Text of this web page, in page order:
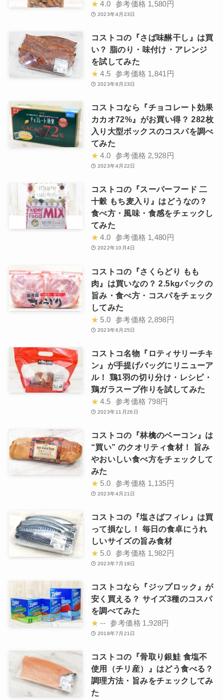
★ 4.0 参考価格 1,580円
2023年4月23日
コストコの『さば味醂干し』は買
い？ 脂のり・味付け・アレンジ
を試してみた
★ 4.5 参考価格 1,841円
2023年8月23日
コストコなら『チョコレート効果
カカオ72%』がお買い得？ 282枚
入り大型ボックスのコスパを調べ
てみた
★ 4.0 参考価格 2,928円
2023年4月22日
コストコの『スーパーフード 二
十穀 もち麦入り』はどうなの？
食べ方・風味・食感をチェックし
てみた
★ 4.0 参考価格 1,480円
2022年10月4日
コストコの『さくらどり もも
肉』は買いなの？ 2.5kgパックの
旨み・食べ方・コスパをチェック
してみた
★ 5.0 参考価格 2,898円
2023年6月25日
コストコ名物『ロティサリーチキ
ン』が手提げバッグにリニューア
ル！ 鶏1羽の切り分け・レシピ・
鶏ガラスープ作りを試してみた
★ 4.5 参考価格 798円
2023年11月26日
コストコの『林檎のベーコン』は
“買い” のクオリティ食材！ 旨み
やおいしい食べ方をチェックして
みた
★ 5.0 参考価格 1,135円
2023年4月21日
コストコの『塩さばフィレ』は買
って損なし！ 毎日の食卓にうれ
しいサイズの旨み食材
★ 5.0 参考価格 1,982円
2023年7月19日
コストコなら『ジップロック』が
安く買える？ サイズ3種のコスパ
を調べてみた
★ -- 参考価格 1,928円
2018年7月21日
コストコの『骨取り銀鮭 食塩不
使用（チリ産）』はどう食べる？
調理方法・旨みをチェックしてみ
た